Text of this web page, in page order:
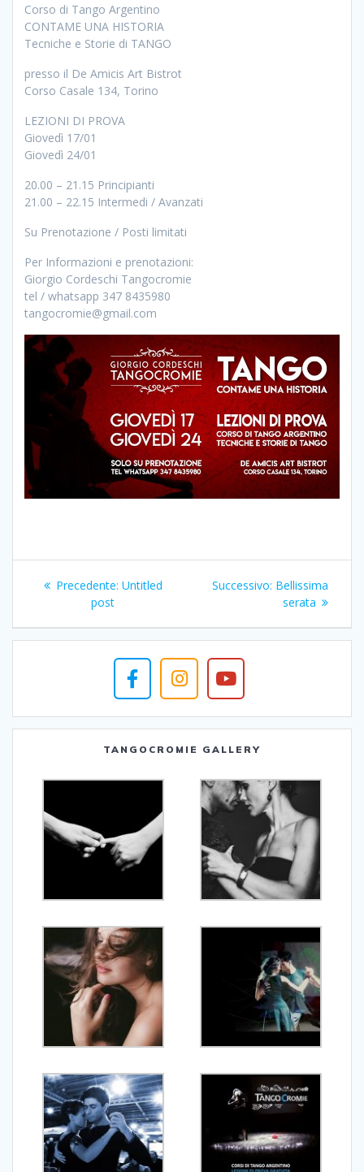
Corso di Tango Argentino
CONTAME UNA HISTORIA
Tecniche e Storie di TANGO
presso il De Amicis Art Bistrot
Corso Casale 134, Torino
LEZIONI DI PROVA
Giovedì 17/01
Giovedì 24/01
20.00 – 21.15 Principianti
21.00 – 22.15 Intermedi / Avanzati
Su Prenotazione / Posti limitati
Per Informazioni e prenotazioni:
Giorgio Cordeschi Tangocromie
tel / whatsapp 347 8435980
tangocromie@gmail.com
Navigazione
articoli
Precedente: Articolo
Untitled
post
Successivo: Articolo
successivo:
Bellissima
serata
TANGOCROMIE GALLERY